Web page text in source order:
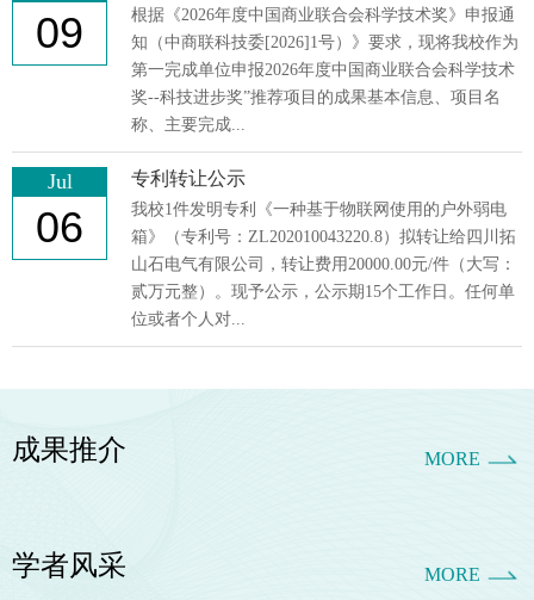
09
根据《2026年度中国商业联合会科学技术奖》申报通
知（中商联科技委[2026]1号）》要求，现将我校作为
第一完成单位申报2026年度中国商业联合会科学技术
奖--科技进步奖”推荐项目的成果基本信息、项目名
称、主要完成...
Jul
06
专利转让公示
我校1件发明专利《一种基于物联网使用的户外弱电
箱》（专利号：ZL202010043220.8）拟转让给四川拓
山石电气有限公司，转让费用20000.00元/件（大写：
贰万元整）。现予公示，公示期15个工作日。任何单
位或者个人对...
MORE
成果推介
MORE
学者风采